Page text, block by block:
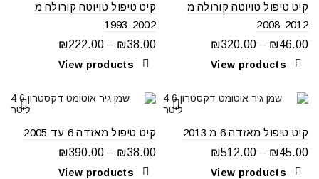
קיט טיפול טויוטה קורולה מ
2008-2012
₪46.00
–
₪320.00
View products
קיט טיפול טויוטה קורולה מ
1993-2002
₪38.00
–
₪222.00
View products
קיט טיפול מאזדה 6 מ 2013
₪45.00
–
₪512.00
View products
קיט טיפול מאזדה 6 עד 2005
₪38.00
–
₪390.00
View products